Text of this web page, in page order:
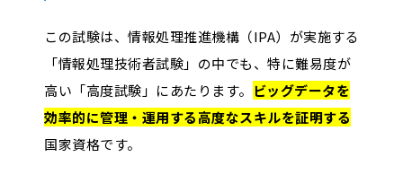
この試験は、情報処理推進機構（IPA）が実施する
「情報処理技術者試験」の中でも、特に難易度が
高い「高度試験」にあたります。 ビッグデータを
効率的に管理・運用する高度なスキルを証明する
国家資格です。